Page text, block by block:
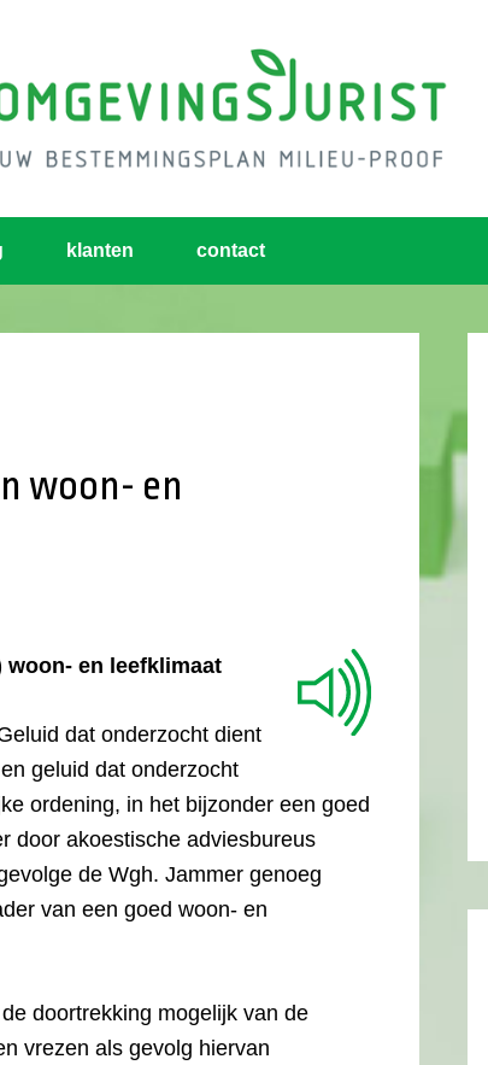
klanten contact
woon- en
en leefklimaat
dat onderzocht dient
geluid dat onderzocht
ordening, in het bijzonder een goed
door akoestische adviesbureus
de Wgh. Jammer genoeg
van een goed woon- en
doortrekking mogelijk van de
vrezen als gevolg hiervan